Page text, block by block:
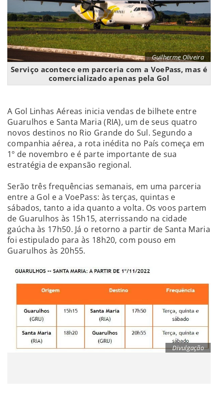
Guilherme Oliveira
Serviço acontece em parceria com a VoePass, mas é
comercializado apenas pela Gol
A Gol Linhas Aéreas inicia vendas de bilhete entre
Guarulhos e Santa Maria (RIA), um de seus quatro
novos destinos no Rio Grande do Sul. Segundo a
companhia aérea, a rota inédita no País começa em
1º de novembro e é parte importante de sua
estratégia de expansão regional.
Serão três frequências semanais, em uma parceria
entre a Gol e a VoePass: às terças, quintas e
sábados, tanto a ida quanto a volta. Os voos partem
de Guarulhos às 15h15, aterrissando na cidade
gaúcha às 17h50. Já o retorno a partir de Santa Maria
foi estipulado para às 18h20, com pouso em
Guarulhos às 20h55.
Divulgação